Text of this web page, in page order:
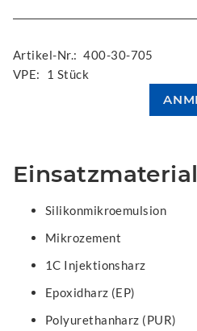
Artikel-Nr.: 400-30-705
VPE:
1 Stück
Einsatzmaterial
Silikonmikroemulsion
Mikrozement
1C Injektionsharz
Epoxidharz (EP)
Polyurethanharz (PUR)